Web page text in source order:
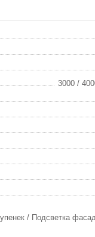
3000 /
/ Подсветка